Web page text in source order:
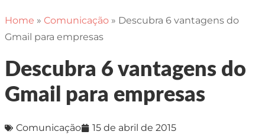
Home » Comunicação » Descubra 6 vantagens do
Gmail para empresas
Descubra 6 vantagens do
Gmail para empresas
Comunicação
15 de abril de 2015